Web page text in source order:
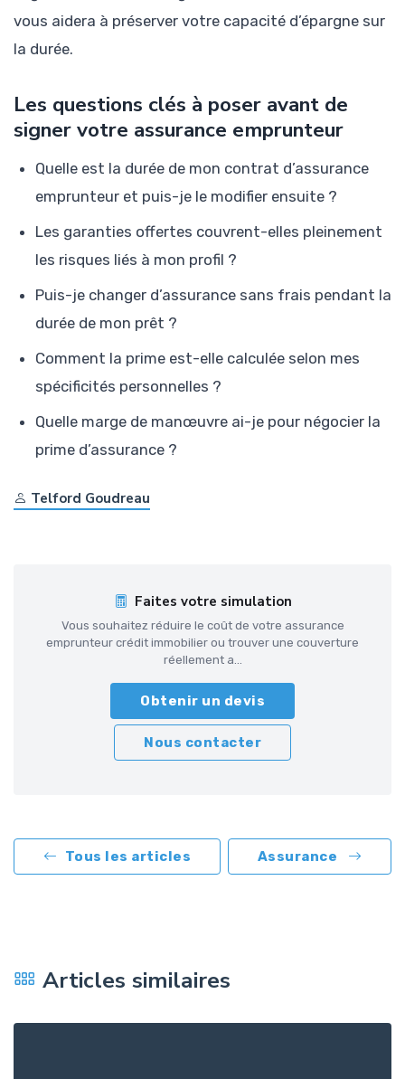
vous aidera à préserver votre capacité d’épargne sur
la durée.
Les questions clés à poser avant de
signer votre assurance emprunteur
Quelle est la durée de mon contrat d’assurance
emprunteur et puis-je le modifier ensuite ?
Les garanties offertes couvrent-elles pleinement
les risques liés à mon profil ?
Puis-je changer d’assurance sans frais pendant la
durée de mon prêt ?
Comment la prime est-elle calculée selon mes
spécificités personnelles ?
Quelle marge de manœuvre ai-je pour négocier la
prime d’assurance ?
Telford Goudreau
Faites votre simulation
Vous souhaitez réduire le coût de votre assurance
emprunteur crédit immobilier ou trouver une couverture
réellement a...
Obtenir un devis
Nous contacter
Tous les articles Assurance
Articles similaires